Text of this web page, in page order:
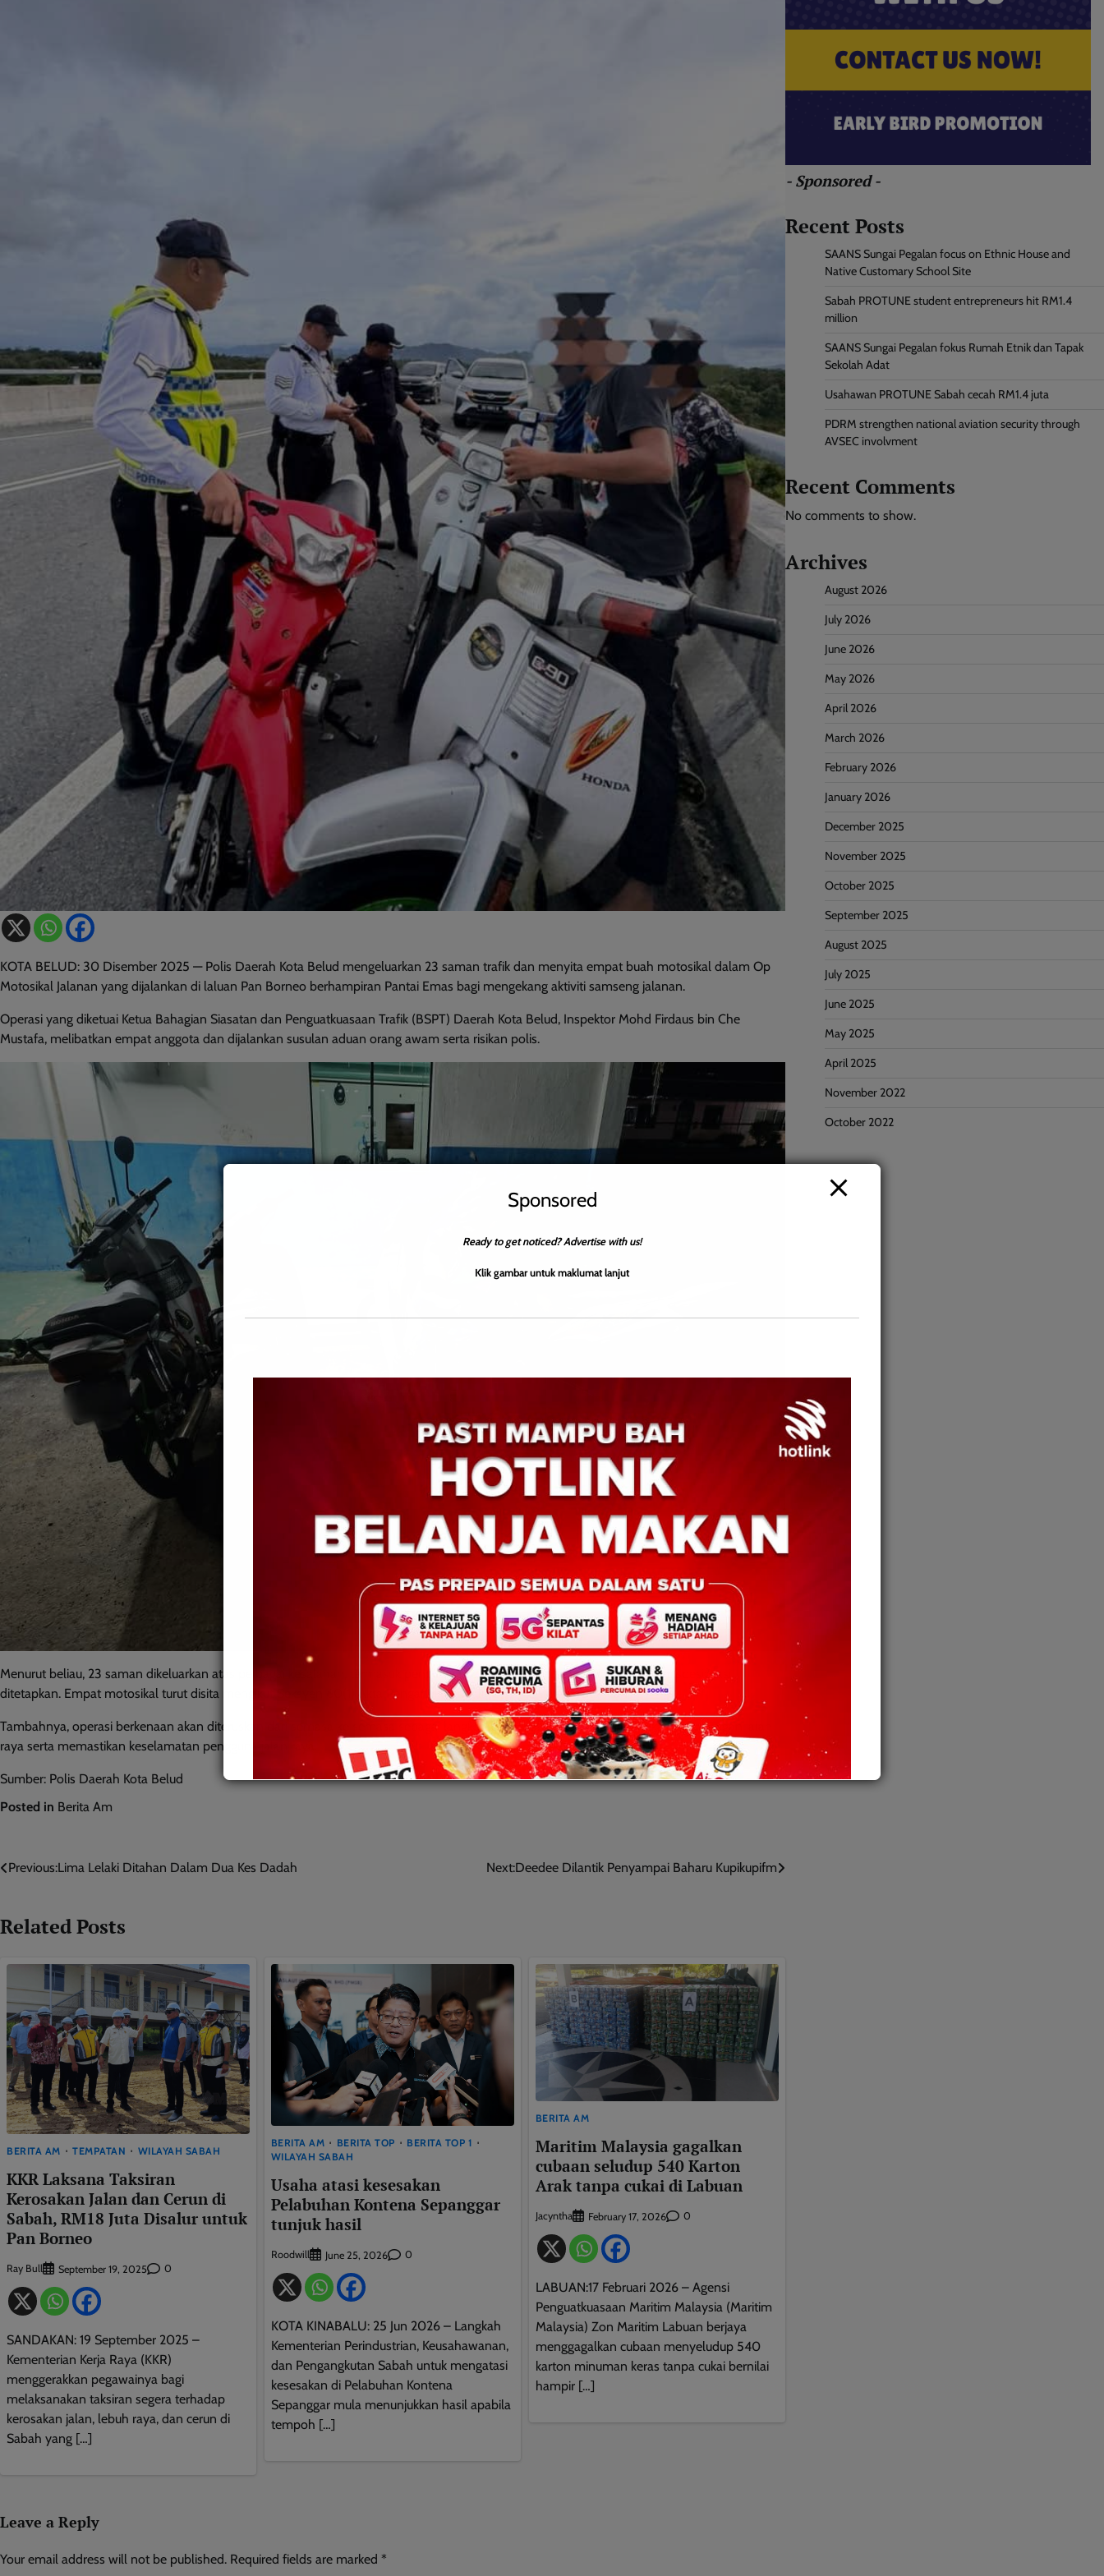
KOTA BELUD: 30 Disember 2025 — Polis Daerah Kota Belud mengeluarkan 23 saman trafik dan menyita empat buah motosikal dalam Op
Motosikal Jalanan yang dijalankan di laluan Pan Borneo berhampiran Pantai Emas bagi mengekang aktiviti samseng jalanan.
Operasi yang diketuai Ketua Bahagian Siasatan dan Penguatkuasaan Trafik (BSPT) Daerah Kota Belud, Inspektor Mohd Firdaus bin Che
Mustafa, melibatkan empat anggota dan dijalankan susulan aduan orang awam serta risikan polis.
Menurut beliau, 23 saman dikeluarkan atas pelbagai kesalahan, termasuk pengubahsuaian motosikal yang tidak mematuhi spesifikasi
ditetapkan. Empat motosikal turut disita mengikut Seksyen 60(1) Akta Pengangkutan Jalan 1987 untuk siasatan lanjut.
Tambahnya, operasi berkenaan akan diteruskan dari semasa ke semasa sebagai langkah pencegahan bagi mengurangkan kemalangan jalan
raya serta memastikan keselamatan pengguna jalan raya.
Sumber: Polis Daerah Kota Belud
Posted in Berita Am
Post
Previous:Lima Lelaki Ditahan Dalam Dua Kes Dadah Next:Deedee Dilantik Penyampai Baharu Kupikupifm
Related Posts
BERITA AM TEMPATAN WILAYAH SABAH
KKR Laksana Taksiran
Kerosakan Jalan dan Cerun di
Sabah, RM18 Juta Disalur untuk
Pan Borneo
Ray Bull September 19, 2025 0
SANDAKAN: 19 September 2025 –
Kementerian Kerja Raya (KKR)
menggerakkan pegawainya bagi
melaksanakan taksiran segera terhadap
kerosakan jalan, lebuh raya, dan cerun di
Sabah yang […]
BERITA AM BERITA TOP
BERITA TOP 1
WILAYAH SABAH
Usaha atasi kesesakan
Pelabuhan Kontena Sepanggar
tunjuk hasil
Roodwill June 25, 2026 0
KOTA KINABALU: 25 Jun 2026 – Langkah
Kementerian Perindustrian, Keusahawanan,
dan Pengangkutan Sabah untuk mengatasi
kesesakan di Pelabuhan Kontena
Sepanggar mula menunjukkan hasil apabila
tempoh […]
BERITA AM
Maritim Malaysia gagalkan
cubaan seludup 540 Karton
Arak tanpa cukai di Labuan
Jacyntha February 17, 2026 0
LABUAN:17 Februari 2026 – Agensi
Penguatkuasaan Maritim Malaysia (Maritim
Malaysia) Zon Maritim Labuan berjaya
menggagalkan cubaan menyeludup 540
karton minuman keras tanpa cukai bernilai
hampir […]
Leave a Reply
Your email address will not be published. Required fields are marked *
- Sponsored -
Recent Posts
SAANS Sungai Pegalan focus on Ethnic House and
Native Customary School Site
Sabah PROTUNE student entrepreneurs hit RM1.4
million
SAANS Sungai Pegalan fokus Rumah Etnik dan Tapak
Sekolah Adat
Usahawan PROTUNE Sabah cecah RM1.4 juta
PDRM strengthen national aviation security through
AVSEC involvment
Recent Comments
No comments to show.
Archives
August 2026
July 2026
June 2026
May 2026
April 2026
March 2026
February 2026
January 2026
December 2025
November 2025
October 2025
September 2025
August 2025
July 2025
June 2025
May 2025
April 2025
November 2022
October 2022
Sponsored
Ready to get noticed? Advertise with us!
Klik gambar untuk maklumat lanjut
This will close in9seconds